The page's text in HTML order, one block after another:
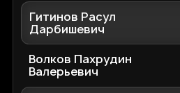
Гитинов Расул
Дарбишевич
Волков Пахрудин
Валерьевич